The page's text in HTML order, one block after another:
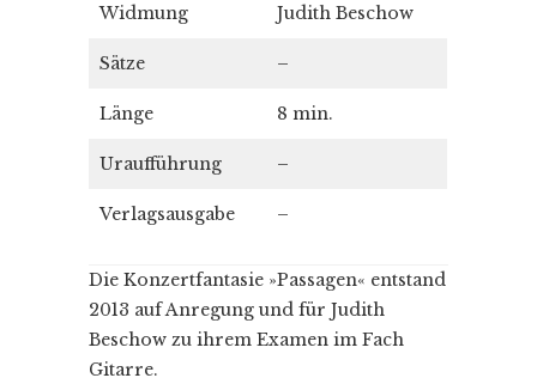
Widmung Judith Beschow
Sätze –
Länge 8 min.
Uraufführung –
Verlagsausgabe –
Die Konzertfantasie »Passagen« entstand
2013 auf Anregung und für Judith
Beschow zu ihrem Examen im Fach
Gitarre.